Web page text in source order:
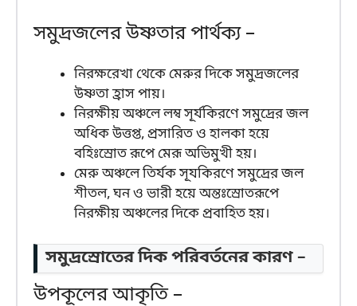
সমুদ্রজলের উষ্ণতার পার্থক্য –
নিরক্ষরেখা থেকে মেরুর দিকে সমুদ্রজলের
উষ্ণতা হ্রাস পায়।
নিরক্ষীয় অঞ্চলে লম্ব সূর্যকিরণে সমুদ্রের জল
অধিক উত্তপ্ত, প্রসারিত ও হালকা হয়ে
বহিঃস্রোত রূপে মেরূ অভিমুখী হয়।
মেরু অঞ্চলে তির্যক সূযকিরণে সমুদ্রের জল
শীতল, ঘন ও ভারী হয়ে অন্তঃস্রোতরূপে
নিরক্ষীয় অঞ্চলের দিকে প্রবাহিত হয়।
সমুদ্রস্রোতের দিক পরিবর্তনের কারণ –
উপকূলের আকৃতি –